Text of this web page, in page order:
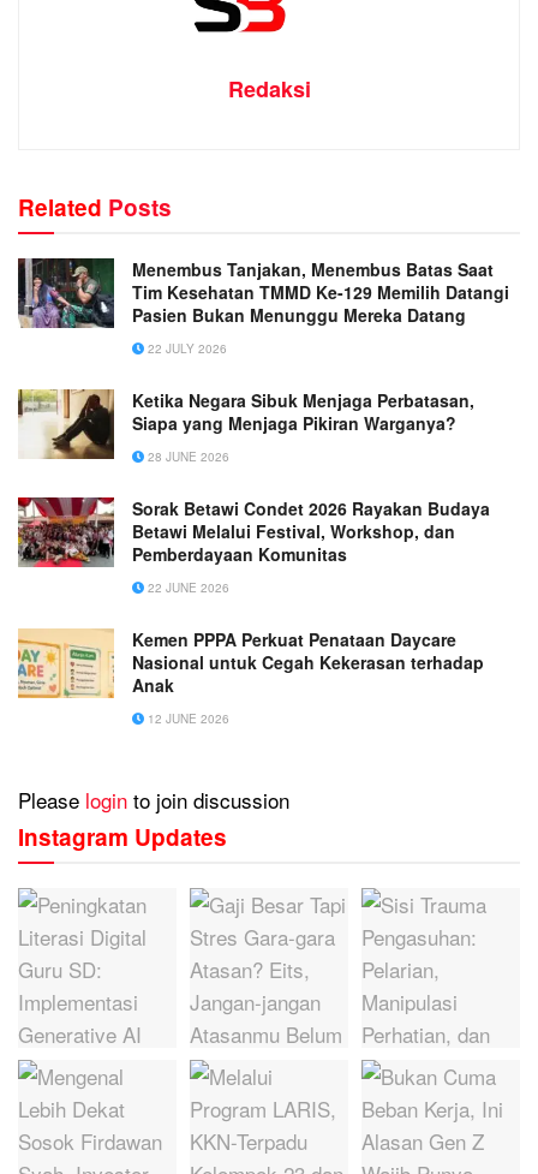
Redaksi
Related Posts
Menembus Tanjakan, Menembus Batas Saat
Tim Kesehatan TMMD Ke-129 Memilih Datangi
Pasien Bukan Menunggu Mereka Datang
22 JULY 2026
Ketika Negara Sibuk Menjaga Perbatasan,
Siapa yang Menjaga Pikiran Warganya?
28 JUNE 2026
Sorak Betawi Condet 2026 Rayakan Budaya
Betawi Melalui Festival, Workshop, dan
Pemberdayaan Komunitas
22 JUNE 2026
Kemen PPPA Perkuat Penataan Daycare
Nasional untuk Cegah Kekerasan terhadap
Anak
12 JUNE 2026
Please login to join discussion
Instagram Updates